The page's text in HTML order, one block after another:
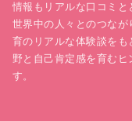
情報もリアルな口コミ
世界中の人々とのつな
育のリアルな体験談を
野と自己肯定感を育む
す。